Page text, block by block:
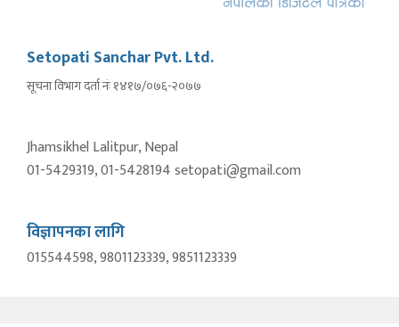
Setopati Sanchar Pvt. Ltd.
सूचना विभाग दर्ता नंः १४१७/०७६-२०७७
Jhamsikhel Lalitpur, Nepal
01-5429319, 01-5428194 setopati@gmail.com
विज्ञापनका लागि
015544598, 9801123339, 9851123339